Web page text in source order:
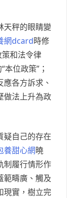
天秤的眼睛變
網dcard時修
和法令律
位政策”；
各方訴求、
做法上升為政
疑自己的存在
養甜心網曉
制履行情形作
範疇廣、觸及
現實，樹立完